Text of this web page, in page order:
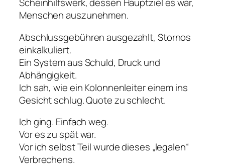
Scheinhilfswerk, dessen Hauptziel es war,
Menschen auszunehmen.
Abschlussgebühren ausgezahlt, Stornos
einkalkuliert.
Ein System aus Schuld, Druck und
Abhängigkeit.
Ich sah, wie ein Kolonnenleiter einem ins
Gesicht schlug. Quote zu schlecht.
Ich ging. Einfach weg.
Vor es zu spät war.
Vor ich selbst Teil wurde dieses „legalen“
Verbrechens.